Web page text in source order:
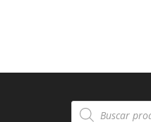
Búsqueda